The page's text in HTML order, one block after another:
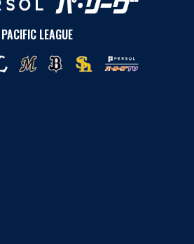
PACIFIC LEAGUE